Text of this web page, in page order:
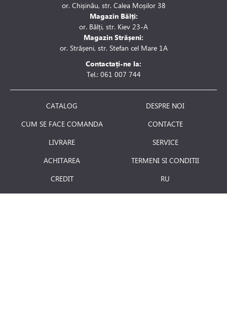
or. Chișinău, str. Calea Moșilor 38
Magazin Bălți:
or. Bălți, str. Kiev 23-A
Magazin Strășeni:
or. Strășeni, str. Stefan cel Mare 1A
Contactați-ne la:
Tel.: 061 007 744
CATALOG
CUM SE FACE COMANDA
LIVRARE
ACHITAREA
CREDIT
RETURNAREA PRODUSULUI
DESPRE NOI
CONTACTE
SERVICE
TERMENI SI CONDITII
RU
JOBURI